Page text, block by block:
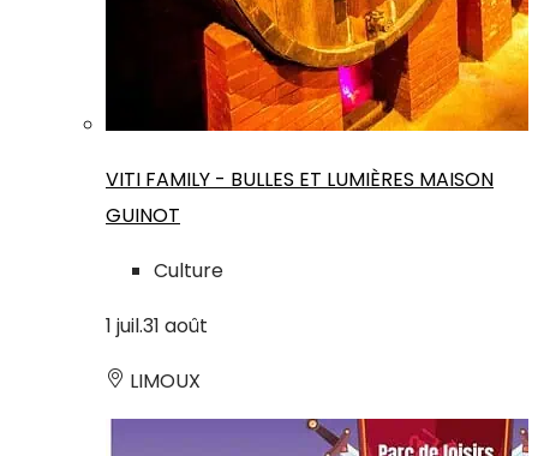
VITI FAMILY - BULLES ET LUMIÈRES MAISON
GUINOT
Culture
1 juil.31 août
LIMOUX